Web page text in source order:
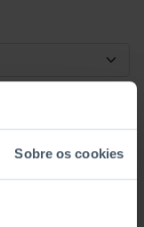
Sobre os cookies